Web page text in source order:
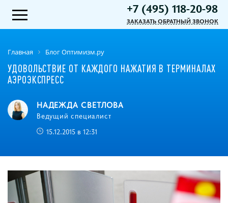
+7 (495) 118-20-98
ЗАКАЗАТЬ ОБРАТНЫЙ ЗВОНОК
Главная Блог Оптимизм.ру
УДОВОЛЬСТВИЕ ОТ КАЖДОГО НАЖАТИЯ В ТЕРМИНАЛАХ
АЭРОЭКСПРЕСС
НАДЕЖДА СВЕТЛОВА
Ведущий специалист
15.12.2015 в 12:31